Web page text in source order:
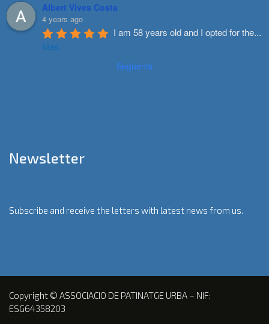
Albert Vives Costa
4 years ago
I am 58 years old and I opted for the...
Més
Següents
Newsletter
Subscribe and receive the letters with latest news from us.
Copyright © ASSOCIACIO DE PATINATGE URBA – NIF:
ESG64358203